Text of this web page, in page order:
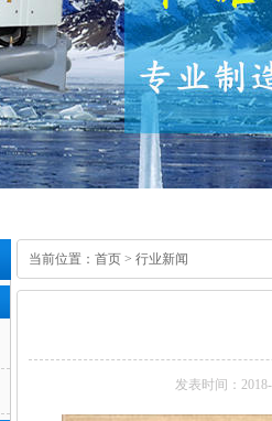
当前位置： 首页 > 行业新闻
发表时间：